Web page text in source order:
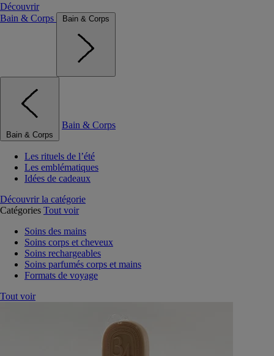
Découvrir
Bain & Corps
Bain & Corps
Bain & Corps
Bain & Corps
Les rituels de l’été
Les emblématiques
Idées de cadeaux
Découvrir la catégorie
Catégories Tout voir
Soins des mains
Soins corps et cheveux
Soins rechargeables
Soins parfumés corps et mains
Formats de voyage
Tout voir